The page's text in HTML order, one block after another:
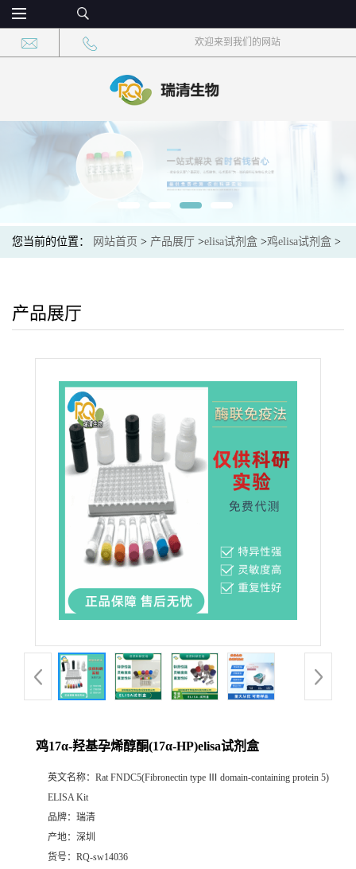
欢迎来到我们的网站
您当前的位置： 网站首页 > 产品展厅 >elisa试剂盒 >鸡elisa试剂盒 >
产品展厅
鸡17α-羟基孕烯醇酮(17α-HP)elisa试剂盒
英文名称： Rat FNDC5(Fibronectin type Ⅲ domain-containing protein 5)
ELISA Kit
品牌： 瑞清
产地： 深圳
货号： RQ-sw14036